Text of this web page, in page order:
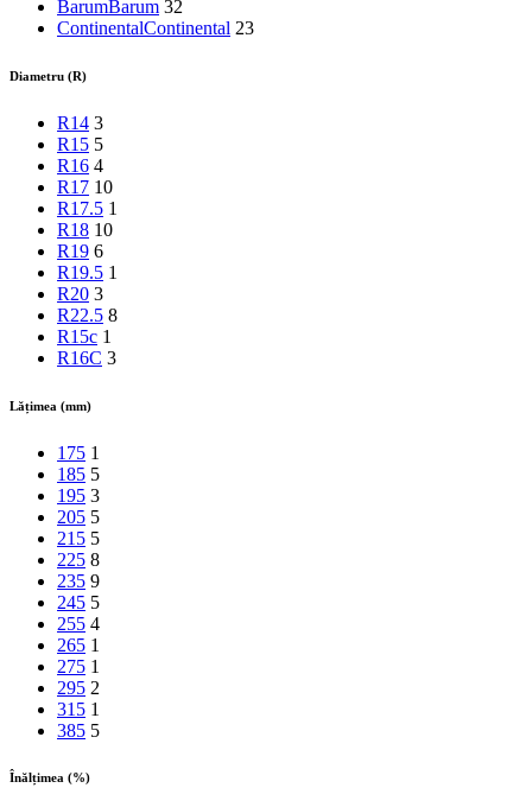
BarumBarum 32
ContinentalContinental 23
Diametru (R)
R14 3
R15 5
R16 4
R17 10
R17.5 1
R18 10
R19 6
R19.5 1
R20 3
R22.5 8
R15c 1
R16C 3
Lățimea (mm)
175 1
185 5
195 3
205 5
215 5
225 8
235 9
245 5
255 4
265 1
275 1
295 2
315 1
385 5
Înălțimea (%)